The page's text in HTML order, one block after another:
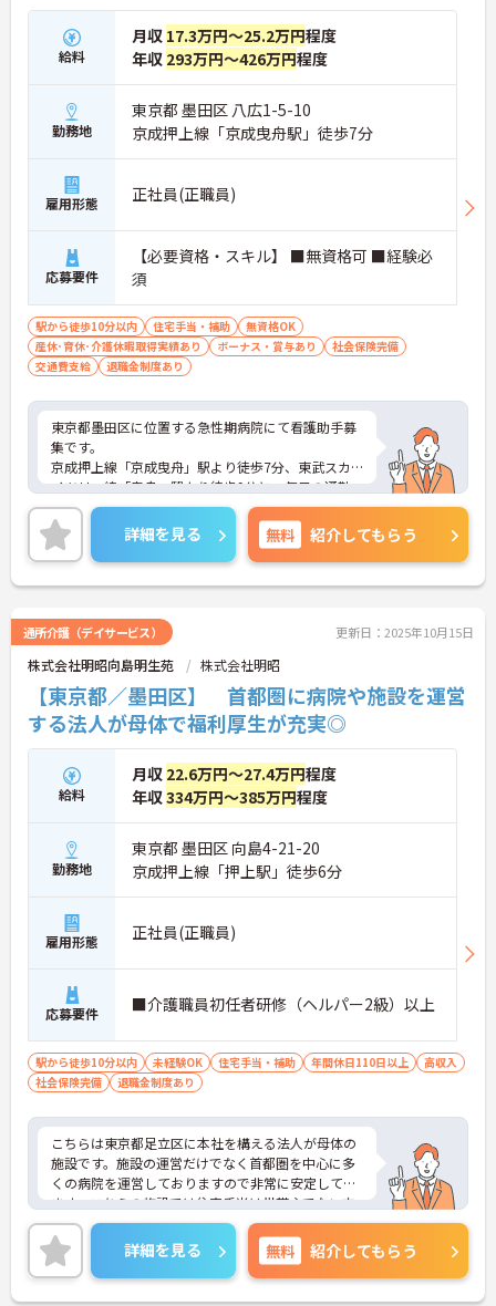
給料
月収 17.3万円～25.2万円程度
年収 293万円～426万円程度
勤務地
東京都 墨田区 八広1-5-10
京成押上線「京成曳舟駅」徒歩7分
雇用形態 正社員(正職員)
応募要件
【必要資格・スキル】 ■無資格可 ■経験必
須
駅から徒歩10分以内 住宅手当・補助
無資格OK
産休･育休･介護休暇取得実績あり
ボーナス・賞与あり
社会保険完備
交通費支給
退職金制度あり
東京都墨田区に位置する急性期病院にて看護助手募
集です。
京成押上線「京成曳舟」駅より徒歩7分、東武スカ
イツリー線「曳舟」駅より徒歩9分と、毎日の通勤
に便利な駅チカ立地です。
ご興味のある方には、面接対策ポイントなど、さら
に詳細をお話いたしますので、お気軽にご相談くだ
さい。
詳細を見る 無料 紹介してもらう
通所介護（デイサービス） 更新日：2025年10月15日
株式会社明昭向島明生苑 株式会社明昭
【東京都／墨田区】 首都圏に病院や施設を運営
する法人が母体で福利厚生が充実◎
給料
月収 22.6万円～27.4万円程度
年収334万円～385万円程度
勤務地
東京都 墨田区 向島4-21-20
京成押上線「押上駅」徒歩6分
雇用形態 正社員(正職員)
応募要件 ■介護職員初任者研修（ヘルパー2級）以上
駅から徒歩10分以内 未経験OK 住宅手当・補助 年間休日110日以上
高収入
社会保険完備
退職金制度あり
こちらは東京都足立区に本社を構える法人が母体の
施設です。施設の運営だけでなく首都圏を中心に多
くの病院を運営しておりますので非常に安定してい
ます。こちらの施設では住宅手当は世帯主でない方
にも支給され、家族手当はお子様が18歳になるまで
支給されます。また、首都圏にある同系列の病院を
受診した際は医療費減免制度が利用できます◎この
ように母体が安定しているからならではの充実した
福利厚生が魅力です。ご興味のある方には面接のポ
詳細を見る 無料 紹介してもらう